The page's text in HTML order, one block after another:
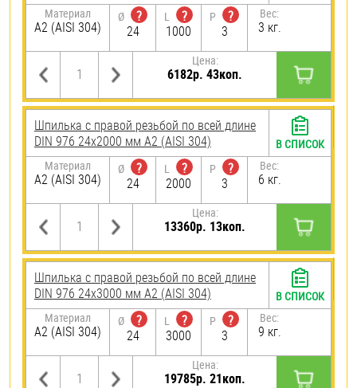
Материал
А2 (AISI 304)
Ø
?
24
L
?
1000
P
?
3
Вес:
3 кг.
Цена:
6182р. 43коп.
Шпилька с правой резьбой по всей длине
DIN 976 24х2000 мм А2 (AISI 304)
Материал
А2 (AISI 304)
Ø
?
24
L
?
2000
P
?
3
Вес:
6 кг.
Цена:
13360р. 13коп.
В СПИСОК
Шпилька с правой резьбой по всей длине
DIN 976 24х3000 мм А2 (AISI 304)
Материал
А2 (AISI 304)
Ø
?
24
L
?
3000
P
?
3
Вес:
9 кг.
Цена:
19785р. 21коп.
В СПИСОК